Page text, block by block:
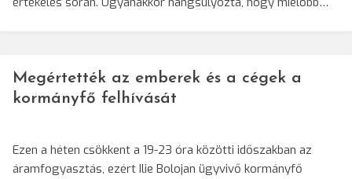
Megértették az emberek és a cégek a
kormányfő felhívását
Ezen a héten csökkent a 19-23 óra közötti időszakban az
áramfogyasztás, ezért Ilie Bolojan ügyvivő kormányfő